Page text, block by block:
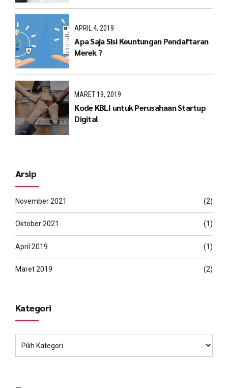
APRIL 4, 2019
Apa Saja Sisi Keuntungan Pendaftaran
Merek ?
MARET 19, 2019
Kode KBLI untuk Perusahaan Startup
Digital
Arsip
November 2021 (2)
Oktober 2021 (1)
April 2019 (1)
Maret 2019 (2)
Kategori